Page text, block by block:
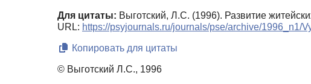
Для цитаты: Выготский, Л.С. (1996). Развитие
URL: https://psyjournals.ru/journals/pse/archive/1996_n1/
Копировать для цитаты
© Выготский Л.С., 1996